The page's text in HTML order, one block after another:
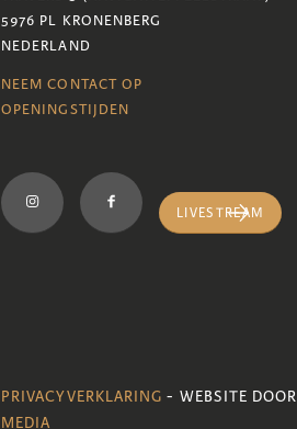
5976 PL KRONENBERG
NEDERLAND
NEEM CONTACT OP
OPENINGSTIJDEN
LIVESTREAM
PRIVACYVERKLARING - WEBSITE DOOR
MEDIA